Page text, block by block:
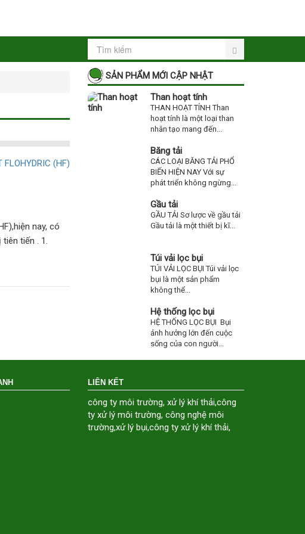
nay, có
tiến . 1.
SẢN PHẨM MỚI CẬP NHẬT
Than hoạt tính
THAN HOẠT TÍNH Than
hoạt tính là một loại than
nhân tạo mang đến...
Băng tải
CÁC LOẠI BĂNG TẢI PHỔ
BIẾN HIỆN NAY Với sự
phát triển không ngừng...
Gầu tải
GẦU TẢI Sơ lược về gầu tải
Gầu tải là một thiết bị kĩ...
Túi vải lọc bụi
TÚI VẢI LỌC BỤI Túi vải lọc
bụi là một sản phẩm
không thể...
Hệ thống lọc bụi
HỆ THỐNG LỌC BỤI Bụi
ảnh hưởng lớn đến cuộc
sống của con người...
LIÊN KẾT
công ty môi trường, xử lý khí thải,công
ty xử lý môi trường, công nghệ môi
trường,xử lý bụi,công ty xử lý khí thải,